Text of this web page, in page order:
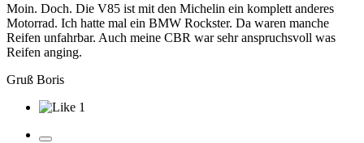
Moin. Doch. Die V85 ist mit den Michelin ein komplett anderes
Motorrad. Ich hatte mal ein BMW Rockster. Da waren manche
Reifen unfahrbar. Auch meine CBR war sehr anspruchsvoll was
Reifen anging.
Gruß Boris
1